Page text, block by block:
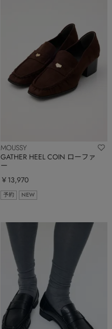
MOUSSY
GATHER HEEL COIN ローファ
ー
￥13,970
予約 NEW